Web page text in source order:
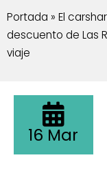
Portada » El
descuento de Las
viaje
16 Mar